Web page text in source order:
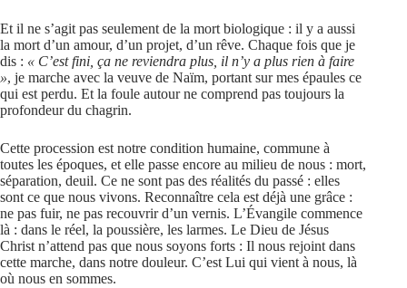
Et il ne s’agit pas seulement de la mort biologique : il y a aussi
la mort d’un amour, d’un projet, d’un rêve. Chaque fois que je
dis : « C’est fini, ça ne reviendra plus, il n’y a plus rien à faire
», je marche avec la veuve de Naïm, portant sur mes épaules ce
qui est perdu. Et la foule autour ne comprend pas toujours la
profondeur du chagrin.
Cette procession est notre condition humaine, commune à
toutes les époques, et elle passe encore au milieu de nous : mort,
séparation, deuil. Ce ne sont pas des réalités du passé : elles
sont ce que nous vivons. Reconnaître cela est déjà une grâce :
ne pas fuir, ne pas recouvrir d’un vernis. L’Évangile commence
là : dans le réel, la poussière, les larmes. Le Dieu de Jésus
Christ n’attend pas que nous soyons forts : Il nous rejoint dans
cette marche, dans notre douleur. C’est Lui qui vient à nous, là
où nous en sommes.